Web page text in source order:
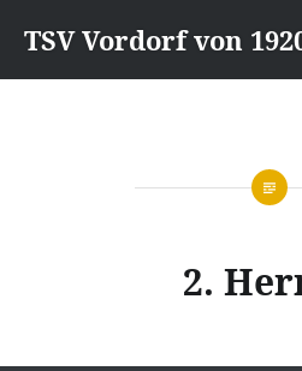
zumTSV Vordorf von
2.